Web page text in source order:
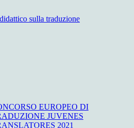
sulla traduzione
EUROPEO DI
JUVENES
2021